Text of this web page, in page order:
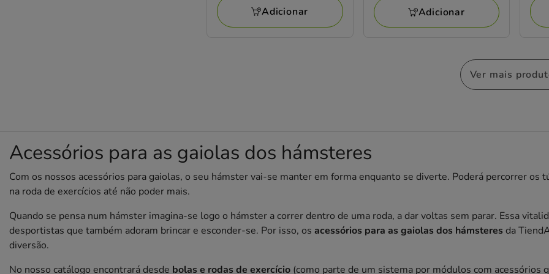
Adicionar
1
avaliações
Adicionar
Ver mais
Acessórios para as gaiolas dos hámsteres
Com os nossos acessórios para gaiolas, o seu hámster vai-se manter em forma enquanto se diverte. Poderá percorrer
na roda de exercícios até não poder mais.
Quando se pensa num hámster imagina-se logo o hámster a correr dentro de uma roda, a dar voltas sem parar. Essa
desportistas que também adoram brincar e esconder-se. Por isso, os acessórios para as gaiolas dos hámsteres da
diversão.
No nosso catálogo encontrará desde bolas e rodas de exercício (como parte de um sistema por módulos com acessórios